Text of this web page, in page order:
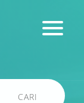
CARI